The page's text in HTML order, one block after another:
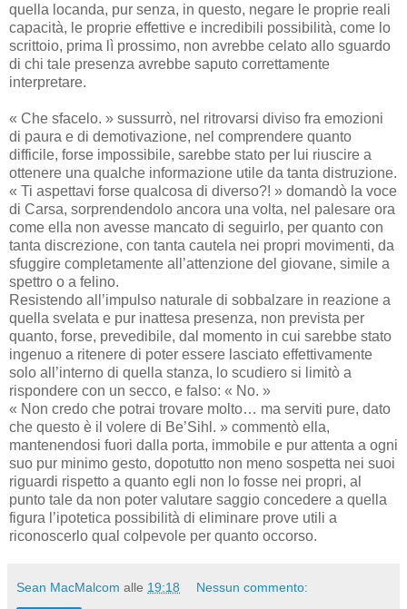
quella locanda, pur senza, in questo, negare le proprie reali
capacità, le proprie effettive e incredibili possibilità, come lo
scrittoio, prima lì prossimo, non avrebbe celato allo sguardo
di chi tale presenza avrebbe saputo correttamente
interpretare.
« Che sfacelo. » sussurrò, nel ritrovarsi diviso fra emozioni
di paura e di demotivazione, nel comprendere quanto
difficile, forse impossibile, sarebbe stato per lui riuscire a
ottenere una qualche informazione utile da tanta distruzione.
« Ti aspettavi forse qualcosa di diverso?! » domandò la voce
di Carsa, sorprendendolo ancora una volta, nel palesare ora
come ella non avesse mancato di seguirlo, per quanto con
tanta discrezione, con tanta cautela nei propri movimenti, da
sfuggire completamente all’attenzione del giovane, simile a
spettro o a felino.
Resistendo all’impulso naturale di sobbalzare in reazione a
quella svelata e pur inattesa presenza, non prevista per
quanto, forse, prevedibile, dal momento in cui sarebbe stato
ingenuo a ritenere di poter essere lasciato effettivamente
solo all’interno di quella stanza, lo scudiero si limitò a
rispondere con un secco, e falso: « No. »
« Non credo che potrai trovare molto… ma serviti pure, dato
che questo è il volere di Be’Sihl. » commentò ella,
mantenendosi fuori dalla porta, immobile e pur attenta a ogni
suo pur minimo gesto, dopotutto non meno sospetta nei suoi
riguardi rispetto a quanto egli non lo fosse nei propri, al
punto tale da non poter valutare saggio concedere a quella
figura l’ipotetica possibilità di eliminare prove utili a
riconoscerlo qual colpevole per quanto occorso.
Sean MacMalcom alle 19:18 Nessun commento: